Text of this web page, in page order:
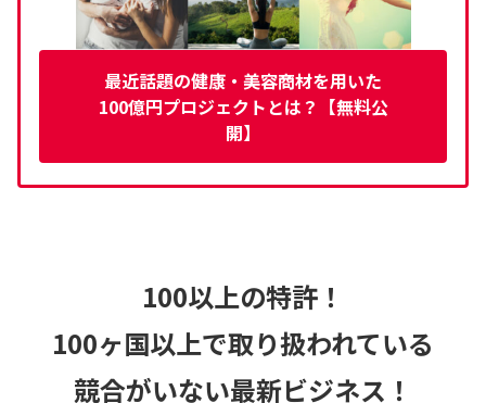
最近話題の健康・美容商材を用いた
100億円プロジェクトとは？【無料公
開】
100以上の特許！
100ヶ国以上で取り扱われている
競合がいない最新ビジネス！